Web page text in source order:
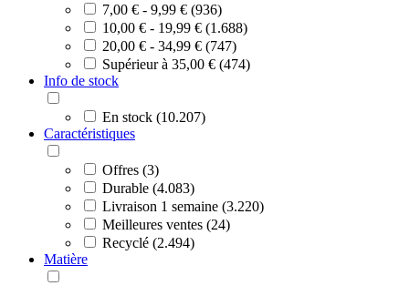
7,00 € - 9,99 € (936)
10,00 € - 19,99 € (1.688)
20,00 € - 34,99 € (747)
Supérieur à 35,00 € (474)
Info de stock
En stock (10.207)
Caractéristiques
Offres (3)
Durable (4.083)
Livraison 1 semaine (3.220)
Meilleures ventes (24)
Recyclé (2.494)
Matière